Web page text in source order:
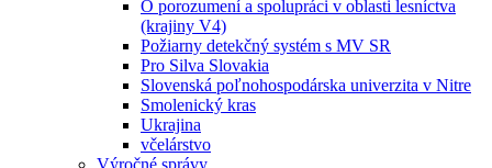
O porozumení a spolupráci v oblasti lesníctva
(krajiny V4)
Požiarny detekčný systém s MV SR
Pro Silva Slovakia
Slovenská poľnohospodárska univerzita v Nitre
Smolenický kras
Ukrajina
včelárstvo
Výročné správy